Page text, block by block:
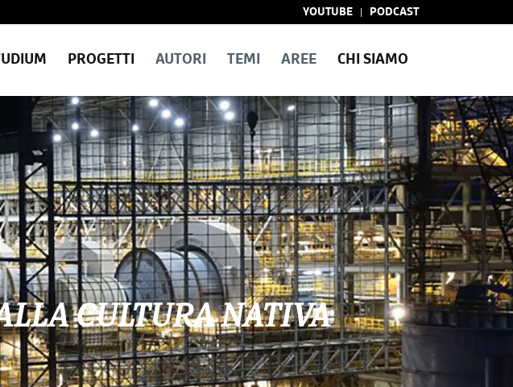
YOUTUBE PODCAST
PROGETTI AUTORI TEMI AREE CHI SIAMO
CULTURA NATIVA